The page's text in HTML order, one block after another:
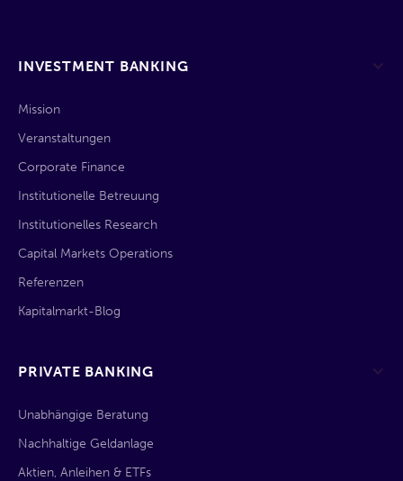
INVESTMENT BANKING
Mission
Veranstaltungen
Corporate Finance
Institutionelle Betreuung
Institutionelles Research
Capital Markets Operations
Referenzen
Kapitalmarkt-Blog
PRIVATE BANKING
Unabhängige Beratung
Nachhaltige Geldanlage
Aktien, Anleihen & ETFs